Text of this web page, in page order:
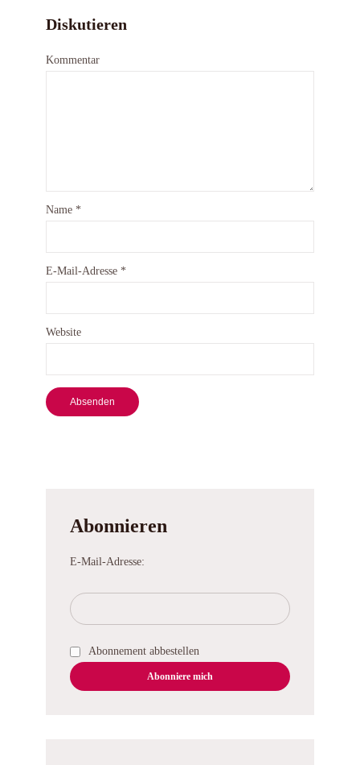
Diskutieren
Kommentar
Name *
E-Mail-Adresse *
Website
Abonnieren
E-Mail-Adresse:
Abonnement abbestellen
Abonniere mich